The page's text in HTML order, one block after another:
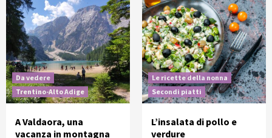
Da vedere
Trentino-Alto Adige
A Valdaora, una
vacanza in montagna
Le ricette della nonna
Secondi piatti
L’insalata di pollo e
verdure